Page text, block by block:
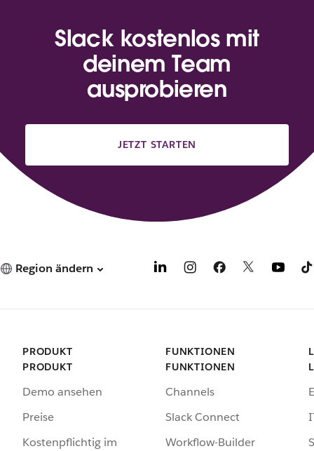
Slack kostenlos mit
deinem Team
ausprobieren
JETZT STARTEN
Region ändern
PRODUKT
PRODUKT
Demo ansehen
Preise
Kostenpflichtig im
FUNKTIONEN
FUNKTIONEN
Channels
Slack Connect
Workflow-Builder